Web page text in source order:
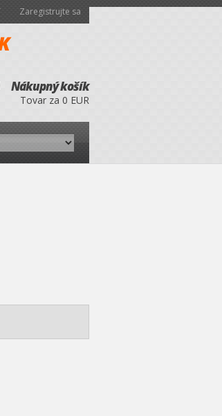
Zaregistrujte sa
Nákupný košík
Tovar za 0 EUR